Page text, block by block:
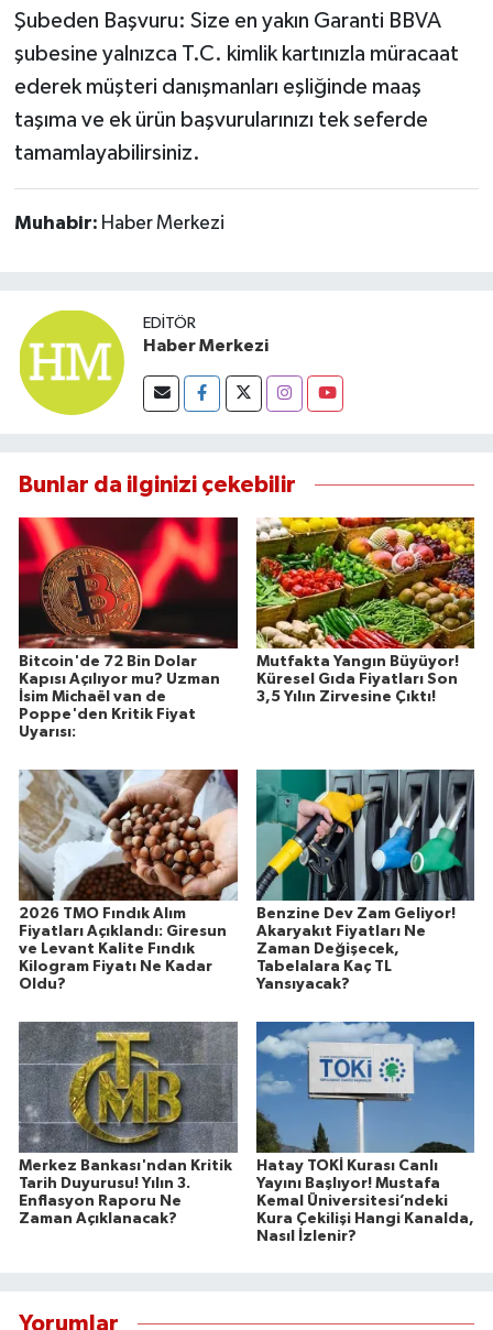
Şubeden Başvuru: Size en yakın Garanti BBVA
şubesine yalnızca T.C. kimlik kartınızla müracaat
ederek müşteri danışmanları eşliğinde maaş
taşıma ve ek ürün başvurularınızı tek seferde
tamamlayabilirsiniz.
Muhabir: Haber Merkezi
EDITÖR
Haber Merkezi
Bunlar da ilginizi çekebilir
Bitcoin'de 72 Bin Dolar
Kapısı Açılıyor mu? Uzman
İsim Michaël van de
Poppe'den Kritik Fiyat
Uyarısı:
Mutfakta Yangın Büyüyor!
Küresel Gıda Fiyatları Son
3,5 Yılın Zirvesine Çıktı!
2026 TMO Fındık Alım
Fiyatları Açıklandı: Giresun
ve Levant Kalite Fındık
Kilogram Fiyatı Ne Kadar
Oldu?
Benzine Dev Zam Geliyor!
Akaryakıt Fiyatları Ne
Zaman Değişecek,
Tabelalara Kaç TL
Yansıyacak?
Merkez Bankası'ndan Kritik
Tarih Duyurusu! Yılın 3.
Enflasyon Raporu Ne
Zaman Açıklanacak?
Hatay TOKİ Kurası Canlı
Yayını Başlıyor! Mustafa
Kemal Üniversitesi’ndeki
Kura Çekilişi Hangi Kanalda,
Nasıl İzlenir?
Yorumlar